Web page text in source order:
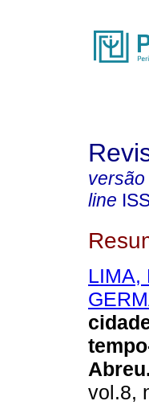
line
LIMA,
Abreu
vol.8,